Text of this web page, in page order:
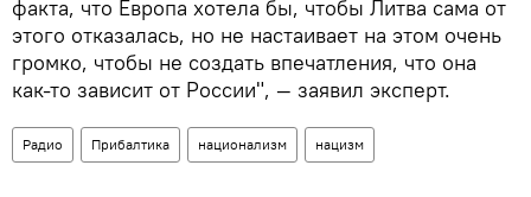
факта, что Европа хотела бы, чтобы Литва сама от
этого отказалась, но не настаивает на этом очень
громко, чтобы не создать впечатления, что она
как-то зависит от России", — заявил эксперт.
Радио Прибалтика национализм нацизм